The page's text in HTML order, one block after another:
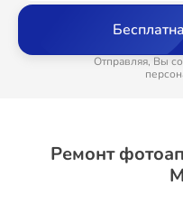
Отправляя, Вы
Ремонт